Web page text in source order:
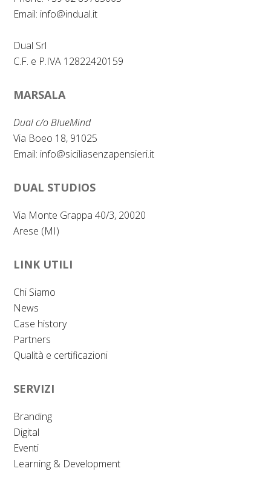
Email: info@indual.it
Dual Srl
C.F. e P.IVA 12822420159
MARSALA
Dual c/o BlueMind
Via Boeo 18, 91025
Email: info@siciliasenzapensieri.it
DUAL STUDIOS
Via Monte Grappa 40/3, 20020
Arese (MI)
LINK UTILI
Chi Siamo
News
Case history
Partners
Qualità e certificazioni
SERVIZI
Branding
Digital
Eventi
Learning & Development